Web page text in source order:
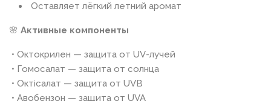
Оставляет лёгкий летний аромат
🌸 Активные компоненты
• Октокрилен — защита от UV-лучей
• Гомосалат — защита от солнца
• Октісалат — защита от UVB
• Авобензон — защита от UVA